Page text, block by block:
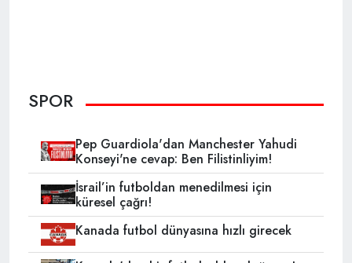
SPOR
Pep Guardiola'dan Manchester Yahudi
Konseyi'ne cevap: Ben Filistinliyim!
İsrail’in futboldan menedilmesi için
küresel çağrı!
Kanada futbol dünyasına hızlı girecek